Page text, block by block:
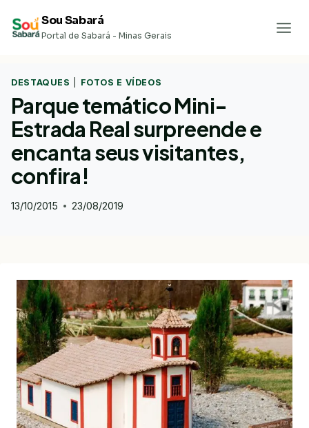
para
Sou Sabará
Portal de Sabará - Minas Gerais
DESTAQUES FOTOS E VÍDEOS
Parque temático Mini-
Estrada Real surpreende e
encanta seus visitantes,
confira!
13/10/2015 23/08/2019